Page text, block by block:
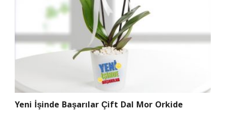
Yeni İşinde Başarılar Çift Dal Mor Orkide